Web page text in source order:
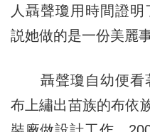
人聶聲瓊用時間證
説她做的是一份美麗事
聶聲瓊自幼便看
布上繡出苗族的布依